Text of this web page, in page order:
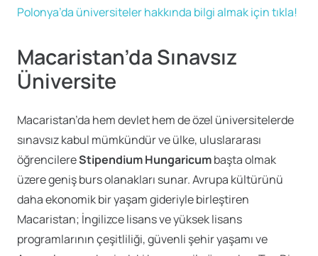
Polonya’da üniversiteler hakkında bilgi almak için tıkla!
Macaristan’da Sınavsız
Üniversite
Macaristan’da hem devlet hem de özel üniversitelerde
sınavsız kabul mümkündür ve ülke, uluslararası
öğrencilereStipendium Hungaricumbaşta olmak
üzere geniş burs olanakları sunar. Avrupa kültürünü
daha ekonomik bir yaşam gideriyle birleştiren
Macaristan; İngilizce lisans ve yüksek lisans
programlarının çeşitliliği, güvenli şehir yaşamı ve